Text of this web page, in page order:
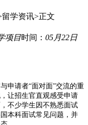
留学资讯>正文
项目时间： 05月22日
请者“面对面”交流的重
让招生官直观感受申请
不少学生因不熟悉面试
本科面试常见问题，并